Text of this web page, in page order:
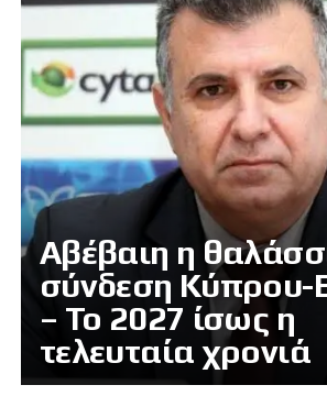
Αβέβαιη η
σύνδεση Κύπρου-
– Το 2027 ίσως η
τελευταία χρονιά